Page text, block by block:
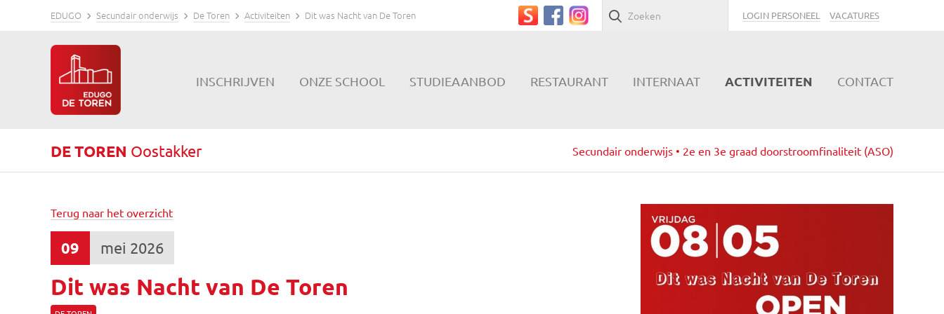
EDUGO Secundair onderwijs De Toren Activiteiten Dit was Nacht van De Toren LOGIN PERSONEEL VACATURES
INSCHRIJVEN ONZE SCHOOL STUDIEAANBOD RESTAURANT INTERNAAT ACTIVITEITEN CONTACT
DE TOREN Oostakker Secundair onderwijs • 2e en 3e graad doorstroomfinaliteit (ASO)
Terug naar het overzicht
09 mei 2026
Dit was Nacht van De Toren